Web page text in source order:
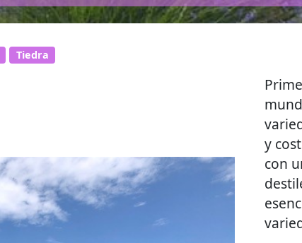
Tiedra
y
con